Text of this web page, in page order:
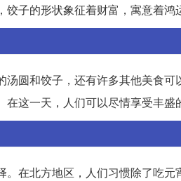
子的形状象征着财富，寓意着鸿
圆和饺子，还有许多其他美食
这一天，人们可以尽情享受丰盛
在北方地区，人们习惯除了吃